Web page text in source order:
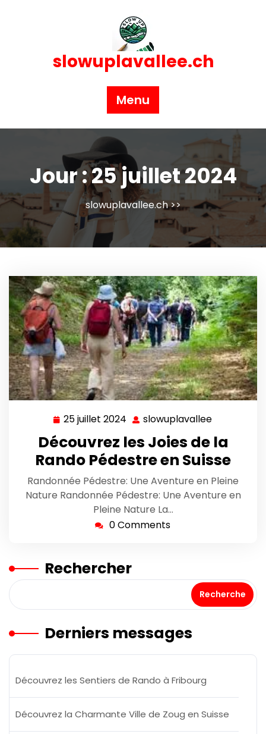
slowuplavallee.ch
Menu
Jour :25 juillet 2024
slowuplavallee.ch>>
25 juillet 2024 25
juillet
2024
slowuplavallee
Découvrez les Joies de la
Rando Pédestre en Suisse
Randonnée Pédestre: Une Aventure en Pleine
Nature Randonnée Pédestre: Une Aventure en
Pleine Nature La…
0 Comments
Rechercher
Recherche
Derniers messages
Découvrez les Sentiers de Rando à Fribourg
Découvrez la Charmante Ville de Zoug en Suisse